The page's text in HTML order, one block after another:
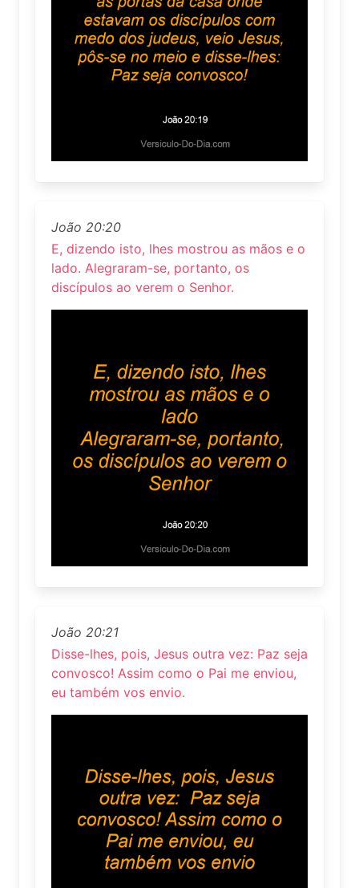
João 20:20
E, dizendo isto, lhes mostrou as mãos e o
lado. Alegraram-se, portanto, os
discípulos ao verem o Senhor.
João 20:21
Disse-lhes, pois, Jesus outra vez: Paz seja
convosco! Assim como o Pai me enviou,
eu também vos envio.